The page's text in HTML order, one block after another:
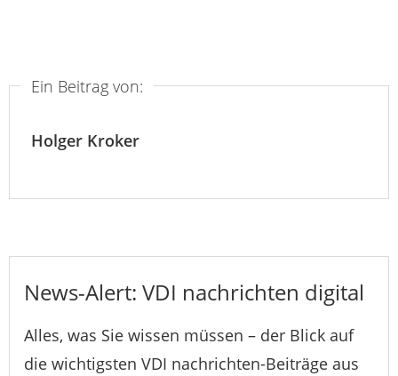
Ein Beitrag von:
Holger Kroker
News-Alert: VDI nachrichten digital
Alles, was Sie wissen müssen – der Blick auf
die wichtigsten VDI nachrichten-Beiträge aus